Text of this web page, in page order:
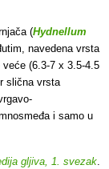
(Hydnellum
navedena vrsta
(6.3-7 x 3.5-4.5
slična vrsta
i samo u
gljiva, 1. svezak.